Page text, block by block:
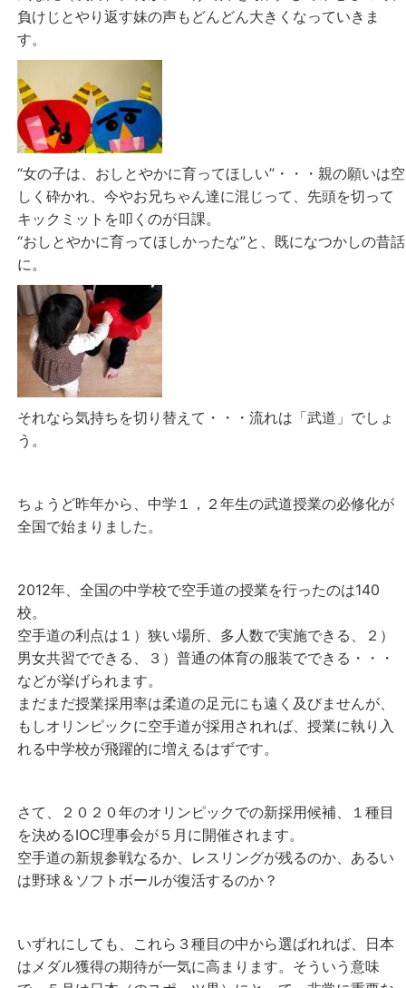
負けじとやり返す妹の声もどんどん大きくなっていきま
す。
“女の子は、おしとやかに育ってほしい”・・・親の願いは空
しく砕かれ、今やお兄ちゃん達に混じって、先頭を切って
キックミットを叩くのが日課。
“おしとやかに育ってほしかったな”と、既になつかしの昔話
に。
それなら気持ちを切り替えて・・・流れは「武道」でしょ
う。
ちょうど昨年から、中学１，２年生の武道授業の必修化が
全国で始まりました。
2012年、全国の中学校で空手道の授業を行ったのは140
校。
空手道の利点は１）狭い場所、多人数で実施できる、２）
男女共習でできる、３）普通の体育の服装でできる・・・
などが挙げられます。
まだまだ授業採用率は柔道の足元にも遠く及びませんが、
もしオリンピックに空手道が採用されれば、授業に執り入
れる中学校が飛躍的に増えるはずです。
さて、２０２０年のオリンピックでの新採用候補、１種目
を決めるIOC理事会が５月に開催されます。
空手道の新規参戦なるか、レスリングが残るのか、あるい
は野球＆ソフトボールが復活するのか？
いずれにしても、これら３種目の中から選ばれれば、日本
はメダル獲得の期待が一気に高まります。そういう意味